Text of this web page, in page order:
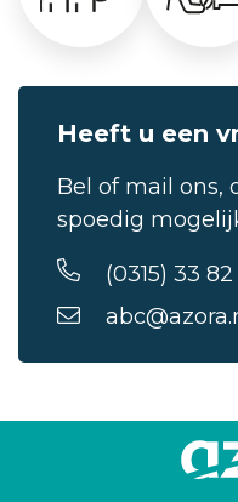
Heeft u een
Bel of mail ons,
spoedig
(0315) 33